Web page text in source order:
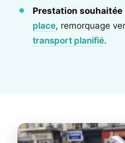
Prestation souhaitée
place, remorquage
transport planifié.